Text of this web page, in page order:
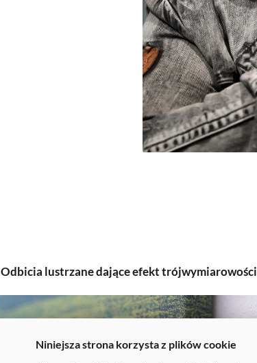
Odbicia lustrzane dające efekt trójwymiarowości
Niniejsza strona korzysta z plików cookie